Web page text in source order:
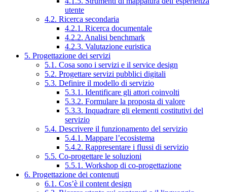
utente
4.2. Ricerca secondaria
4.2.1. Ricerca documentale
4.2.2. Analisi benchmark
4.2.3. Valutazione euristica
5. Progettazione dei servizi
5.1. Cosa sono i servizi e il service design
5.2. Progettare servizi pubblici digitali
5.3. Definire il modello di servizio
5.3.1. Identificare gli attori coinvolti
5.3.2. Formulare la proposta di valore
5.3.3. Inquadrare gli elementi costitutivi del
servizio
5.4. Descrivere il funzionamento del servizio
5.4.1. Mappare l’ecosistema
5.4.2. Rappresentare i flussi di servizio
5.5. Co-progettare le soluzioni
5.5.1. Workshop di co-progettazione
6. Progettazione dei contenuti
6.1. Cos’è il content design